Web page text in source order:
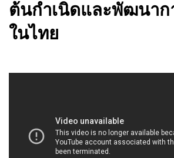
ต้นกำเนิดและพัฒนาก
ในไทย